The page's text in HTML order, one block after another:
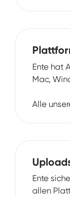
Ente hat
Mac,
Alle
Ente
allen